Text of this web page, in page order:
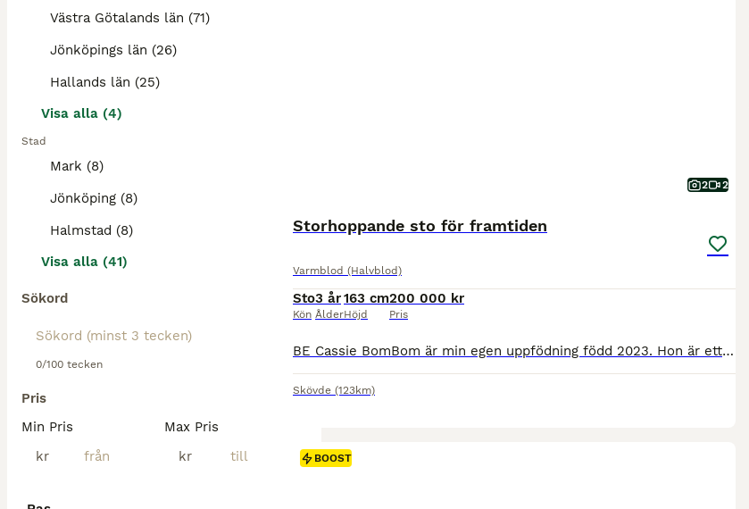
Västra Götalands län (71)
Jönköpings län (26)
Hallands län (25)
Visa alla (4)
Stad
Mark (8)
Jönköping (8)
Halmstad (8)
Visa alla (41)
Sökord
0/100 tecken
Pris
Min Pris
kr
Max Pris
kr
2 2
Storhoppande sto för framtiden
Varmblod (Halvblod)
Sto
Kön
3 år
Ålder
163 cm
Höjd
200 000 kr
Pris
BE Cassie BomBom är min egen uppfödning född 2023. Hon är ett välbyggt sto med stor kapacitet i hoppning, med stort plus för sina bakben. Visad på 3-års test med 8-8 hoppning och 46p totalt och väldigt fina lovord för framtiden. Inriden på ett okomplicerat sätt i alla gångarter. På hennes mammas sida finns fina meriter, bla hennes moster som gått unghäst-VM i fälttävlan
Skövde (123km)
BOOST